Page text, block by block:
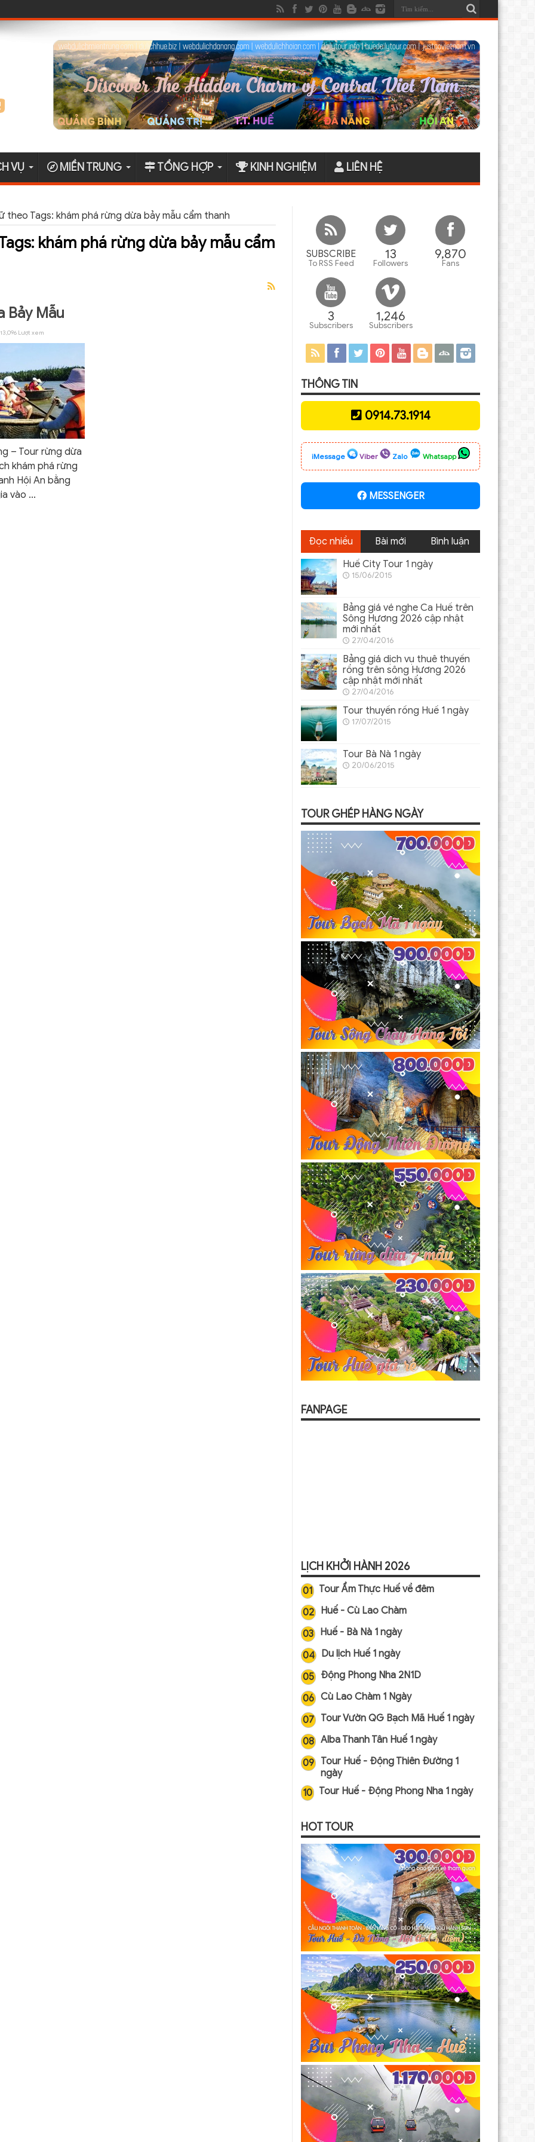
VỤ MIỀN TRUNG TỔNG HỢP KINH NGHIỆM LIÊN HỆ
theo Tags: khám phá rừng dừa bảy mẫu cẩm thanh
khám phá rừng dừa bảy mẫu cẩm
Bảy Mẫu
13,096 Lượt xem
– Tour rừng dừa
khám phá rừng
Hội An bằng
vào ...
SUBSCRIBE
To RSS Feed
13
Followers
9,870
Fans
3
Subscribers
1,246
Subscribers
THÔNG TIN
0914.73.1914
iMessage Viber Zalo Whatsapp
MESSENGER
Đọc nhiều Bài mới
Bình luận
Huế City Tour 1 ngày
15/06/2015
Bảng giá vé nghe Ca Huế trên
Sông Hương 2026 cập nhật
mới nhất
27/04/2016
Bảng giá dịch vụ thuê thuyền
rồng trên sông Hương 2026
cập nhật mới nhất
27/04/2016
Tour thuyền rồng Huế 1 ngày
17/07/2015
Tour Bà Nà 1 ngày
20/06/2015
TOUR GHÉP HÀNG NGÀY
FANPAGE
LỊCH KHỞI HÀNH 2026
01 Tour Ẩm Thực Huế về đêm
02 Huế - Cù Lao Chàm
03 Huế - Bà Nà 1 ngày
04 Du lịch Huế 1 ngày
05 Động Phong Nha 2N1D
06 Cù Lao Chàm 1 Ngày
07 Tour Vườn QG Bạch Mã Huế 1 ngày
08 Alba Thanh Tân Huế 1 ngày
09 Tour Huế - Động Thiên Đường 1
ngày
10 Tour Huế - Động Phong Nha 1 ngày
HOT TOUR